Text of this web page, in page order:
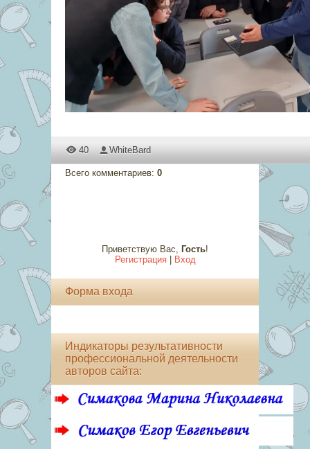
40 WhiteBard
Всего комментариев: 0
Приветствую Вас, Гость!
Регистрация| Вход
Форма входа
Индикаторы результативности
профессиональной деятельности
авторов сайта: